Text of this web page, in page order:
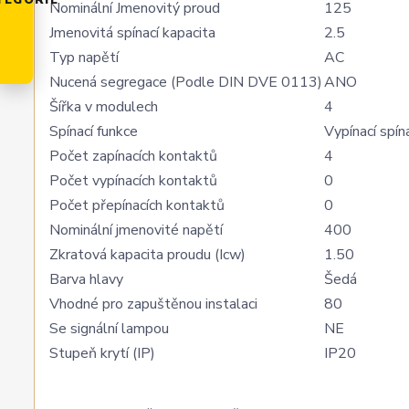
Nominální Jmenovitý proud
125
Jmenovitá spínací kapacita
2.5
Typ napětí
AC
Nucená segregace (Podle DIN DVE 0113)ANO
Šířka v modulech
4
Spínací funkce
Vypínací
Počet zapínacích kontaktů
4
Počet vypínacích kontaktů
0
Počet přepínacích kontaktů
0
Nominální jmenovité napětí
400
Zkratová kapacita proudu (Icw)
1.50
Barva hlavy
Šedá
Vhodné pro zapuštěnou instalaci
80
Se signální lampou
NE
Stupeň krytí (IP)
IP20